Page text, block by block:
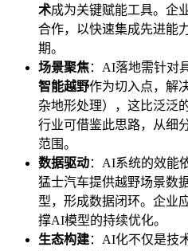
术成为关键赋能工具。企
合作，以快速集成先进能
期。
场景聚焦：AI落地需针对
智能越野作为切入点，解
杂地形处理），这比泛泛
行业可借鉴此思路，从细
范围。
数据驱动：AI系统的效能
猛士汽车提供越野场景数
型，形成数据闭环。企业
撑AI模型的持续优化。
生态构建：AI化不仅是技